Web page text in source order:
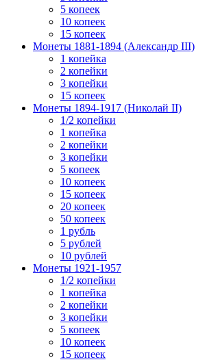
5 копеек
10 копеек
15 копеек
Монеты 1881-1894 (Александр III)
1 копейка
2 копейки
3 копейки
15 копеек
Монеты 1894-1917 (Николай II)
1/2 копейки
1 копейка
2 копейки
3 копейки
5 копеек
10 копеек
15 копеек
20 копеек
50 копеек
1 рубль
5 рублей
10 рублей
Монеты 1921-1957
1/2 копейки
1 копейка
2 копейки
3 копейки
5 копеек
10 копеек
15 копеек